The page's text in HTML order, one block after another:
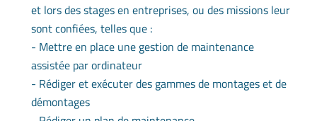
et lors des stages en entreprises, ou des missions leur
sont confiées, telles que :
- Mettre en place une gestion de maintenance
assistée par ordinateur
- Rédiger et exécuter des gammes de montages et de
démontages